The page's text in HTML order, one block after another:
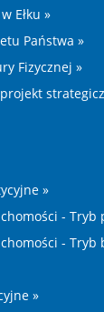
Ełku »
Państwa »
Fizycznej »
»
- Tryb
- Tryb
»